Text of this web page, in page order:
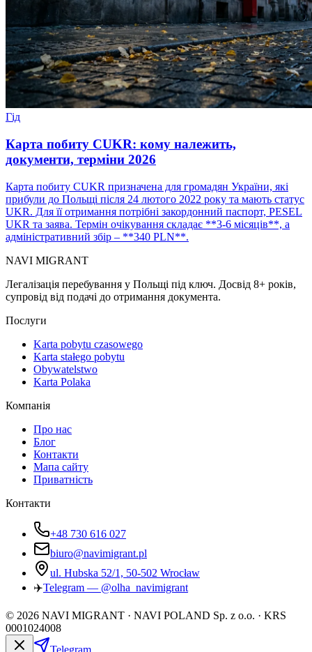
Гід
Карта побиту CUKR: кому належить,
документи, терміни 2026
Карта побиту CUKR призначена для громадян України, які
прибули до Польщі після 24 лютого 2022 року та мають статус
UKR. Для її отримання потрібні закордонний паспорт, PESEL
UKR та заява. Термін очікування складає **3-6 місяців**, а
адміністративний збір – **340 PLN**.
NAVI MIGRANT
Легалізація перебування у Польщі під ключ. Досвід 8+ років,
супровід від подачі до отримання документа.
Послуги
Karta pobytu czasowego
Karta stałego pobytu
Obywatelstwo
Karta Polaka
Компанія
Про нас
Блог
Контакти
Мапа сайту
Приватність
Контакти
+48 730 616 027
biuro@navimigrant.pl
ul. Hubska 52/1, 50-502 Wrocław
✈️Telegram — @olha_navimigrant
© 2026 NAVI MIGRANT · NAVI POLAND Sp. z o.o. · KRS
0001024008
Telegram